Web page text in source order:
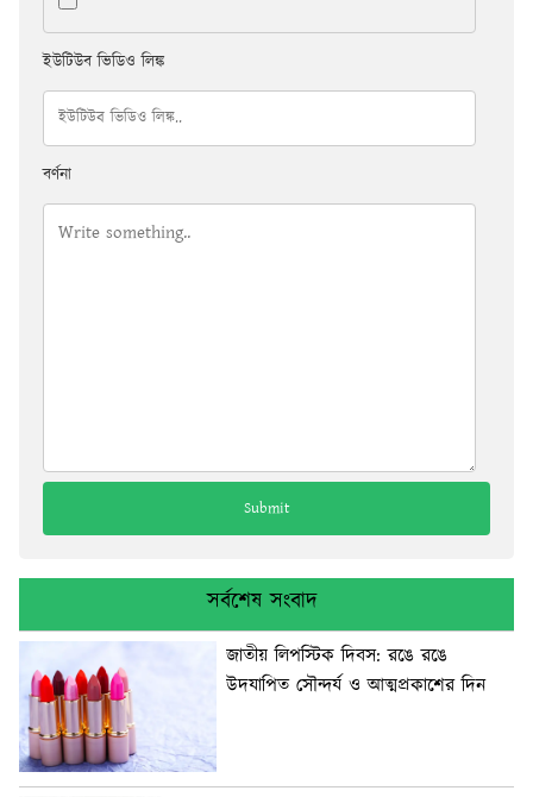
ইউটিউব ভিডিও লিঙ্ক
বর্ণনা
সর্বশেষ সংবাদ
জাতীয় লিপস্টিক দিবস: রঙে রঙে
উদযাপিত সৌন্দর্য ও আত্মপ্রকাশের দিন